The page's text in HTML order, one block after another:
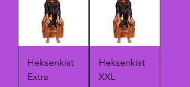
Heksenkist
Extra
Heksenkist
XXL